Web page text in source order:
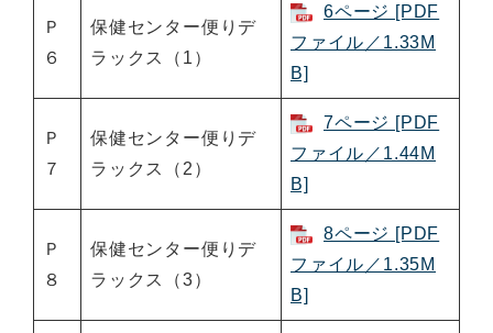
Ｐ
６
保健センター便りデ
ラックス（1）
6ページ [PDF
ファイル／1.33M
B]
Ｐ
７
保健センター便りデ
ラックス（2）
7ページ [PDF
ファイル／1.44M
B]
Ｐ
８
保健センター便りデ
ラックス（3）
8ページ [PDF
ファイル／1.35M
B]